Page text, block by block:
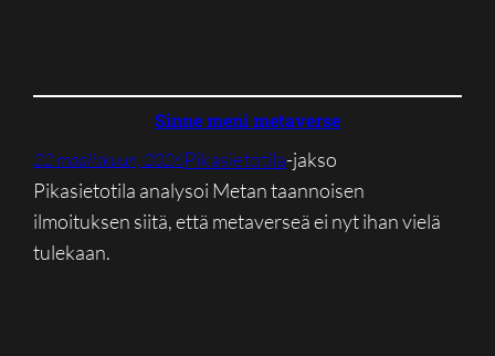
Sinne meni metaverse
22 maaliskuun, 2026Pikasietotila-jakso
Pikasietotila analysoi Metan taannoisen
ilmoituksen siitä, että metaverseä ei nyt ihan vielä
tulekaan.